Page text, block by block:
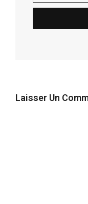
Laisser Un